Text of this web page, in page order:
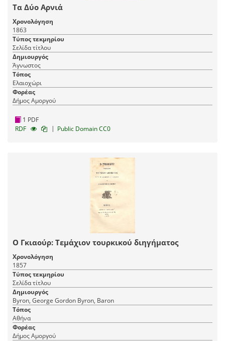
Τα Δύο Αρνιά
Χρονολόγηση
1863
Τύπος τεκμηρίου
Σελίδα τίτλου
Δημιουργός
Άγνωστος
Τόπος
Ελαιοχώρι
Φορέας
Δήμος Αμοργού
1 PDF
RDF
| Public Domain CC0
Ο Γκιαούρ: Τεμάχιον τουρκικού διηγήματος
Χρονολόγηση
1857
Τύπος τεκμηρίου
Σελίδα τίτλου
Δημιουργός
Byron, George Gordon Byron, Baron
Τόπος
Αθήνα
Φορέας
Δήμος Αμοργού